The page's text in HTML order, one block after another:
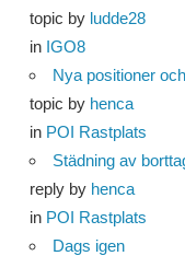
topic by ludde28
in IGO8
Nya positioner
topic by henca
in POI Rastplats
Städning av
reply by henca
in POI Rastplats
Dags igen